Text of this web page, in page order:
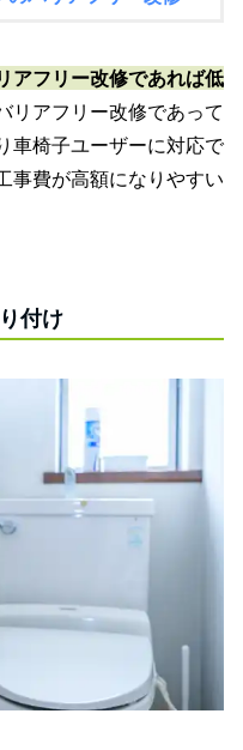
アフリー改修であれば低
リアフリー改修であって
車椅子ユーザーに対応で
事費が高額になりやすい
付け